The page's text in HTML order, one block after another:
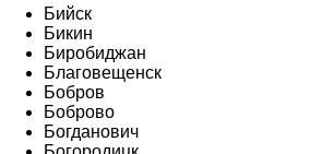
Бийск
Бикин
Биробиджан
Благовещенск
Бобров
Боброво
Богданович